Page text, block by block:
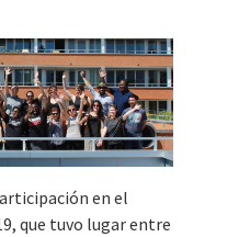
en el
que tuvo lugar entre